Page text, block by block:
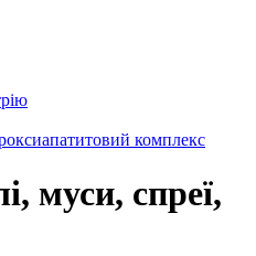
комплекс
муси, спреї,